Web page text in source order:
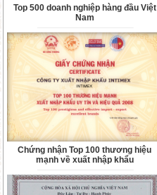
Top 500 doanh nghiệp hàng đầu Việt
Nam
Chứng nhận Top 100 thương hiệu
mạnh về xuất nhập khẩu